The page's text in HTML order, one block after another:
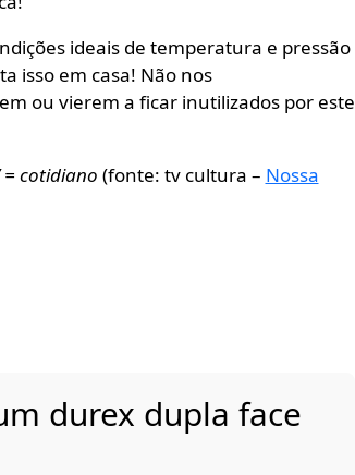
ideais de temperatura e pressão
isso em casa! Não nos
ou vierem a ficar inutilizados por este
= cotidiano (fonte: tv cultura – Nossa
durex dupla face